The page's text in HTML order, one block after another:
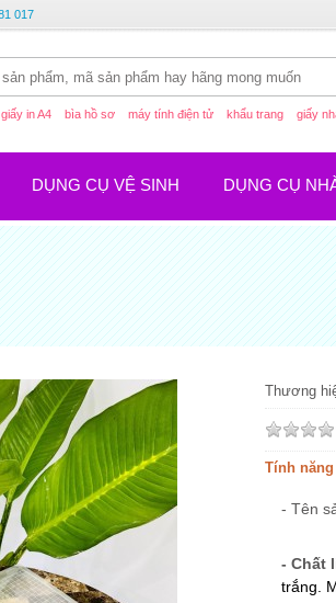
017
giấy in A4 bìa hồ sơ máy tính điện tử khẩu trang giấy
DỤNG CỤ VỆ SINH DỤNG CỤ
Thương
Tính
- Tên
- Chất
trắng.